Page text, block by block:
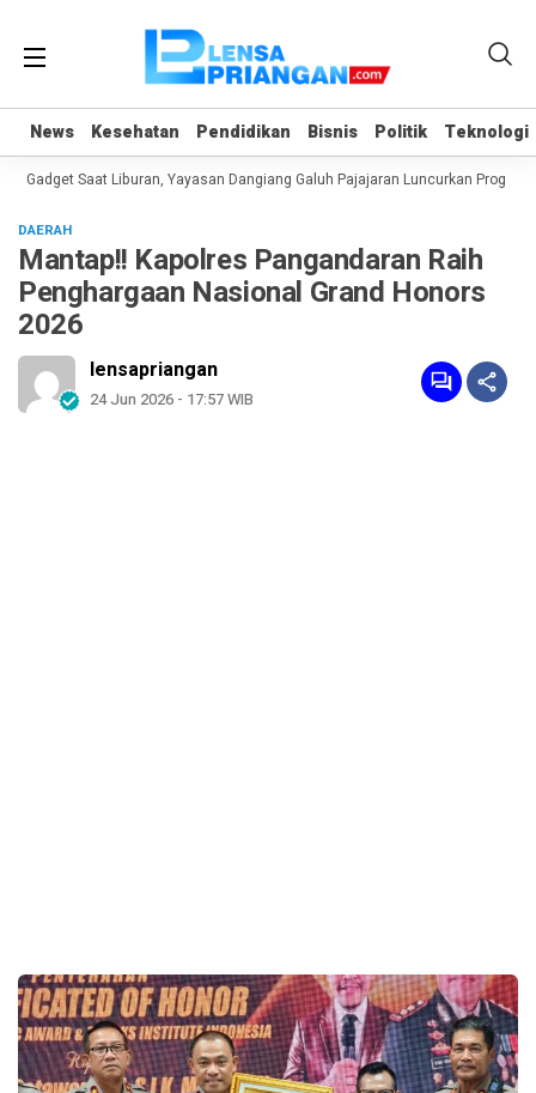
News Kesehatan Pendidikan Bisnis Politik Teknologi
News Kesehatan Pendidikan Bisnis Politik Teknologi
Gadget Saat Liburan, Yayasan Dangiang Galuh Pajajaran Luncurkan Program
DAERAH
Mantap!! Kapolres Pangandaran Raih
Penghargaan Nasional Grand Honors
2026
lensapriangan
24 Jun 2026 - 17:57 WIB